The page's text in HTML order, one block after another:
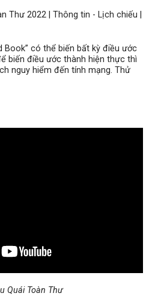
Book” có thể biến bất kỳ điều ước
biến điều ước thành hiện thực thì
nguy hiểm đến tính mạng. Thử
Quái Toàn Thư